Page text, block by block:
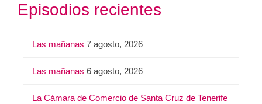
Episodios recientes
Las mañanas 7 agosto, 2026
Las mañanas 6 agosto, 2026
La Cámara de Comercio de Santa Cruz de Tenerife